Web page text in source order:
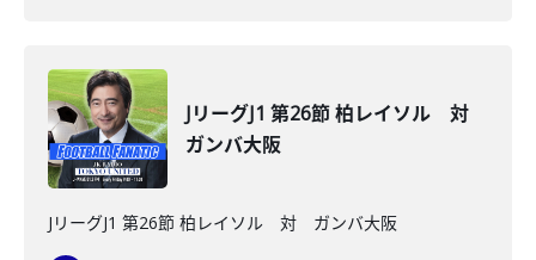
JリーグJ1 第26節 柏レイソル 対
ガンバ大阪
JリーグJ1 第26節 柏レイソル 対 ガンバ大阪